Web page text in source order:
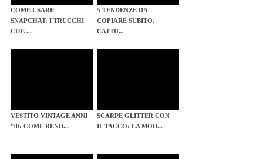
COME USARE
SNAPCHAT: I TRUCCHI
CHE ...
5 TENDENZE DA
COPIARE SUBITO,
CATTU...
VESTITO VINTAGE ANNI
'70: COME REND...
SCARPE GLITTER CON
IL TACCO: LA MOD...